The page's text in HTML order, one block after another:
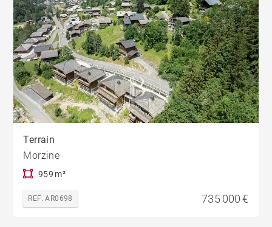
Terrain
Morzine
959 m²
REF. AR0698 735 000 €